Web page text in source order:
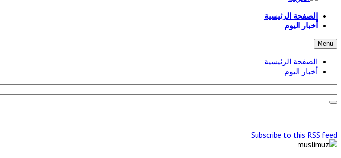
الصفحة الرئيسية
أخبار اليوم
Menu
الصفحة الرئيسية
أخبار اليوم
Subscribe to this RSS feed